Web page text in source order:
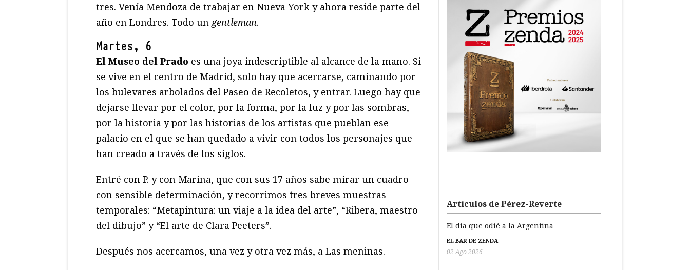
tres. Venía Mendoza de trabajar en Nueva York y ahora reside parte del
año en Londres. Todo un gentleman.
Martes, 6
El Museo del Prado es una joya indescriptible al alcance de la mano. Si
se vive en el centro de Madrid, solo hay que acercarse, caminando por
los bulevares arbolados del Paseo de Recoletos, y entrar. Luego hay que
dejarse llevar por el color, por la forma, por la luz y por las sombras,
por la historia y por las historias de los artistas que pueblan ese
palacio en el que se han quedado a vivir con todos los personajes que
han creado a través de los siglos.
Entré con P. y con Marina, que con sus 17 años sabe mirar un cuadro
con sensible determinación, y recorrimos tres breves muestras
temporales: “Metapintura: un viaje a la idea del arte”, “Ribera, maestro
del dibujo” y “El arte de Clara Peeters”.
Después nos acercamos, una vez y otra vez más, a Las meninas.
Artículos de Pérez-Reverte
El día que odié a la Argentina
EL BAR DE ZENDA
02 Ago 2026